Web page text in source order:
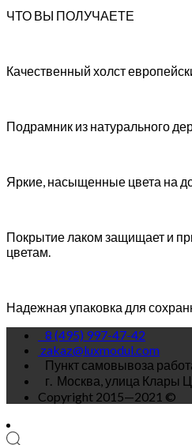
ЧТО ВЫ ПОЛУЧАЕТЕ
Качественный холст
Подрамник из натурального
Яркие, насыщенные цвета на
Покрытие лаком защищает и
цветам.
Надежная упаковка для
8 (495) 997-47-42
zakaz@luxmodul.com
Пункт самовывоза
г. Москва, улица Клары
Copyright 2015—2021 ©